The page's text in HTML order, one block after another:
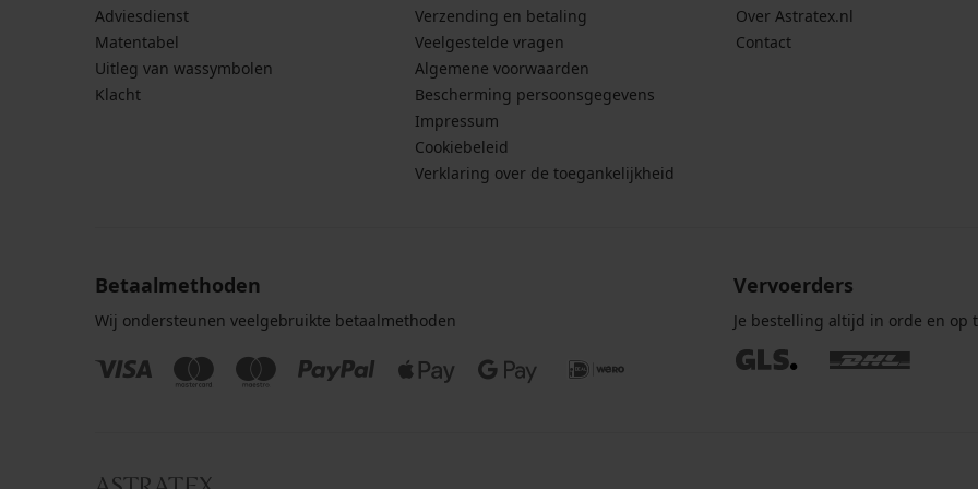
Adviesdienst
Matentabel
Uitleg van wassymbolen
Klacht
Verzending en betaling
Veelgestelde vragen
Algemene voorwaarden
Bescherming persoonsgegevens
Impressum
Cookiebeleid
Verklaring over de toegankelijkheid
Over Astratex.nl
Contact
Betaalmethoden
Wij ondersteunen veelgebruikte betaalmethoden
Vervoerders
Je bestelling altijd in orde en op